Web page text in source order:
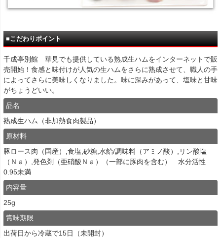
■こだわりポイント
千成亭別館 華見でも提供している熟成生ハムをインターネットで販
売開始！食感と味付けが人気の生ハムをさらに熟成させて、職人の手
によってさらに美味しくなりました。味に深みがあって、塩味と甘味
がちょうどいい。
品名
熟成生ハム（非加熱食肉製品）
原材料
豚ロース肉（国産）,食塩,砂糖,水飴/調味料（アミノ酸）,リン酸塩
（Ｎａ）,発色剤（亜硝酸Ｎａ）（一部に豚肉を含む） 水分活性
0.95未満
内容量
25g
賞味期限
出荷日から冷蔵で15日（未開封）